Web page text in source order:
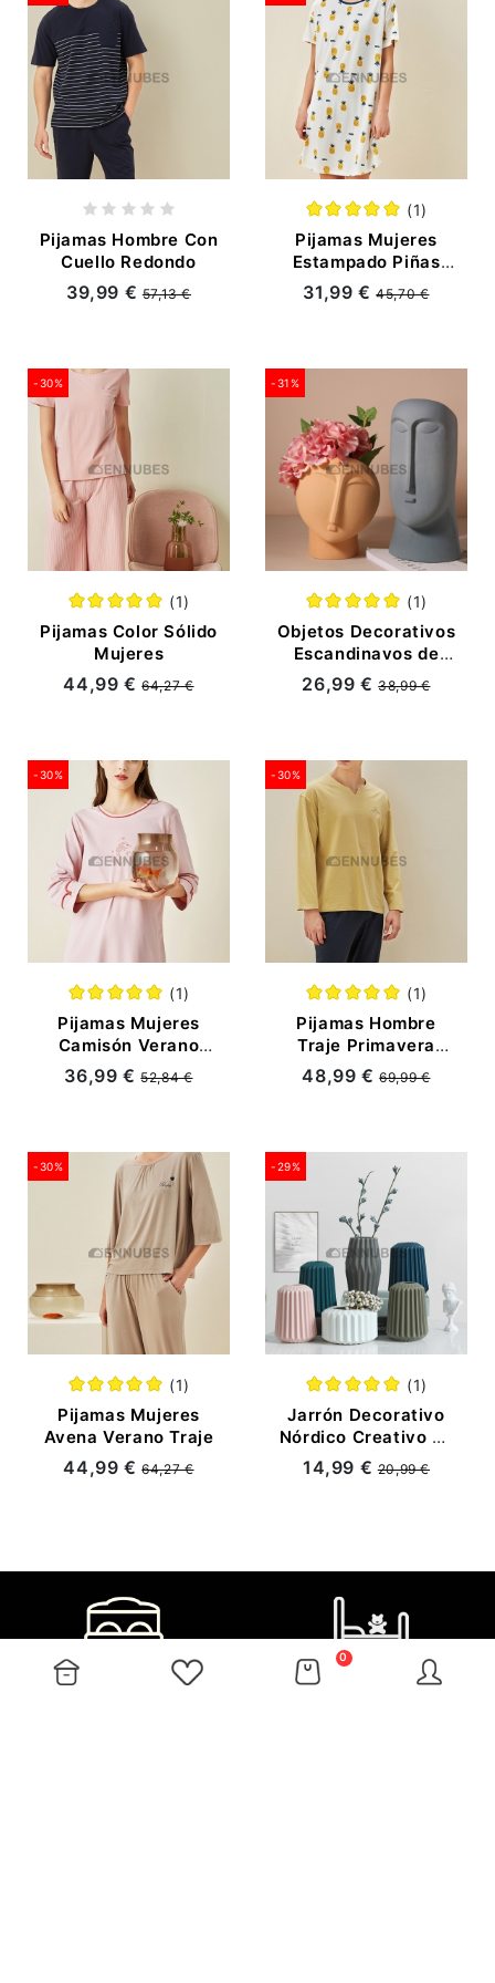
Pijamas Hombre Con
Cuello Redondo
39,99 €57,13 €
(1)
Pijamas Mujeres
Estampado Piñas
Camisón
31,99 €45,70 €
-30%
(1)
Pijamas Color Sólido
Mujeres
44,99 €64,27 €
-31%
(1)
Objetos Decorativos
Escandinavos de
Cerámica con Cara
Humana
26,99 €38,99 €
-30%
(1)
Pijamas Mujeres
Camisón Verano
Estampado Pez
36,99 €52,84 €
-30%
(1)
Pijamas Hombre
Traje Primavera
Amarillo
48,99 €69,99 €
-30%
(1)
Pijamas Mujeres
Avena Verano Traje
44,99 €64,27 €
-29%
(1)
Jarrón Decorativo
Nórdico Creativo en
Hogar
14,99 €20,99 €
0